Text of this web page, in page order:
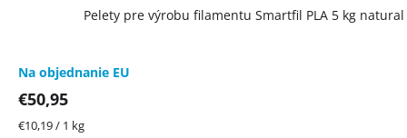
Pelety pre výrobu filamentu Smartfil PLA 5 kg natural
Na objednanie EU
€50,95
Jednotková
€10,19 / 1 kg